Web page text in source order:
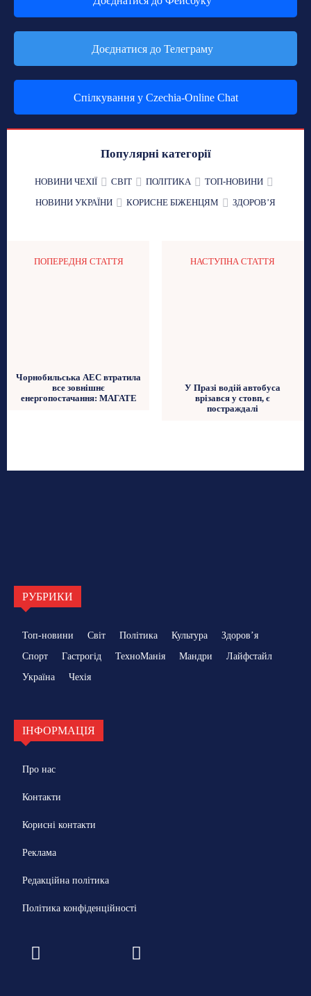
Доєднатися до Телеграму
Спілкування у Czechia-Online Chat
Популярні категорії
НОВИНИ ЧЕХІЇ СВІТ ПОЛІТИКА
ТОП-НОВИНИ
НОВИНИ УКРАЇНИ
КОРИСНЕ БІЖЕНЦЯМ ЗДОРОВʼЯ
ПОПЕРЕДНЯ СТАТТЯ
Чорнобильська АЕС втратила
все зовнішнє
енергопостачання: МАГАТЕ
НАСТУПНА СТАТТЯ
У Празі водій автобуса
врізався у стовп, є
постраждалі
РУБРИКИ
Топ-новини Світ Політика Культура
Здоровʼя
Спорт
Гастрогід ТехноМанія Мандри
Лайфстайл
Україна
Чехія
ІНФОРМАЦІЯ
Про нас
Контакти
Корисні контакти
Реклама
Редакційна політика
Політика конфіденційності